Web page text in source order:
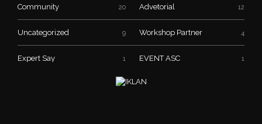
Community 20 Advetorial 12
Uncategorized 9 Workshop Partner 4
Expert Say 1 EVENT ASC 1